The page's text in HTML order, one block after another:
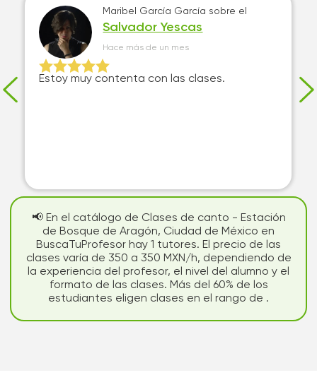
Maribel García García sobre el
Salvador Yescas
Hace más de un mes
Estoy muy contenta con las clases.
📢 En el catálogo de Clases de canto - Estación
de Bosque de Aragón, Ciudad de México en
BuscaTuProfesor hay 1 tutores. El precio de las
clases varía de 350 a 350 MXN/h, dependiendo de
la experiencia del profesor, el nivel del alumno y el
formato de las clases. Más del 60% de los
estudiantes eligen clases en el rango de .